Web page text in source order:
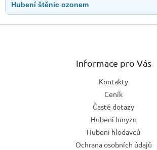
Hubení štěnic ozonem
Informace pro Vás
Kontakty
Ceník
Časté dotazy
Hubení hmyzu
Hubení hlodavců
Ochrana osobních údajů